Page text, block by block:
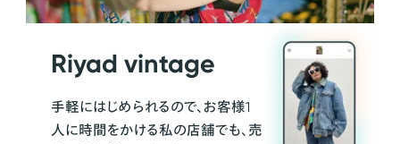
Riyad vintage
手軽にはじめられるので、お客様1
人に時間をかける私の店舗でも、売